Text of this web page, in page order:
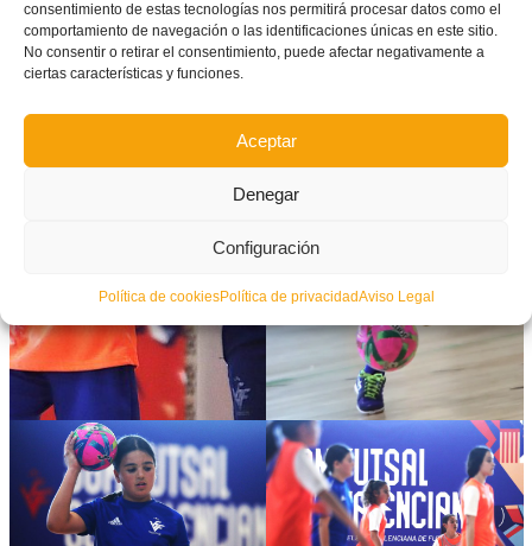
consentimiento de estas tecnologías nos permitirá procesar datos como el
comportamiento de navegación o las identificaciones únicas en este sitio.
No consentir o retirar el consentimiento, puede afectar negativamente a
ciertas características y funciones.
Aceptar
Denegar
Configuración
Política de cookiesPolítica de privacidadAviso Legal